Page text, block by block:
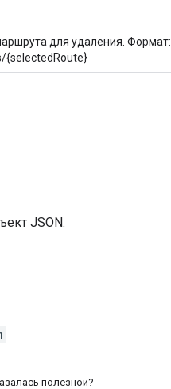
для удаления. Формат:
{selectedRoute}
JSON.
полезной?